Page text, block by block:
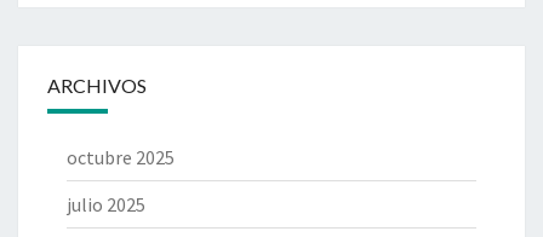
ARCHIVOS
octubre 2025
julio 2025